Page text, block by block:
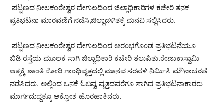
ಪಟ್ಟಣದ ನೀಲಕಂಠೇಶ್ವರ ದೇಗುಲದಿಂದ ಜಿಲ್ಲಾಧಿಕಾರಿಗಳ ಕಚೇರಿ ತನಕ
ಪ್ರತಿಭಟನಾ ಮಾರವಣಿಗೆ ನಡೆಸಿ,ಜಿಲ್ಲಾಡಳಿತಕ್ಕೆ ಮನವಿ ಸಲ್ಲಿಸಿದರು.
ಪಟ್ಟಣದ ನೀಲಕಂಠೇಶ್ವರ ದೇಗುಲದಿಂದ ಆರಂಭಗೊಂಡ ಪ್ರತಿಭಟನೆಯೂ
ಬಿಡಿ ರಸ್ತೆಯ ಮೂಲಕ ಸಾಗಿ ಜಿಲ್ಲಾಧಿಕಾರಿ ಕಚೇರಿ ತಲುಪಿತು.ರೇಣುಕಾಸ್ವಾಮಿ
ಆತ್ಮಕ್ಕೆ ಶಾಂತಿ ಕೋರಿ ಗಾಂಧಿವೃತ್ತದಲ್ಲಿ ಮಾನವ ಸರಪಳಿ ನಿರ್ಮಿಸಿ ಮೌನಾಚರಣೆ
ನಡೆಸಿದರು. ಅಲ್ಲಿಂದ ಒನಕೆ ಓಬವ್ವ ವೃತ್ತದವರೆಗೂ ಸಾಗಿದ ಪ್ರತಿಭಟನಾಕಾರರು
ಮಾರ್ಗದುದ್ದಕ್ಕೂ ಆಕ್ರೋಶ ಹೊರಹಾಕಿದರು.